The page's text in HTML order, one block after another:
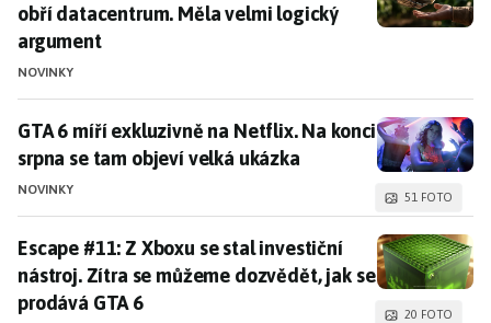
obří datacentrum. Měla velmi logický
argument
NOVINKY
GTA 6 míří exkluzivně na Netflix. Na konci srpna se
GTA 6 míří exkluzivně na Netflix. Na konci
srpna se tam objeví velká ukázka
NOVINKY 51 FOTO
Escape #11: Z Xboxu se stal investiční nástroj. Zítra
Escape #11: Z Xboxu se stal investiční
nástroj. Zítra se můžeme dozvědět, jak se
prodává GTA 6
20 FOTO